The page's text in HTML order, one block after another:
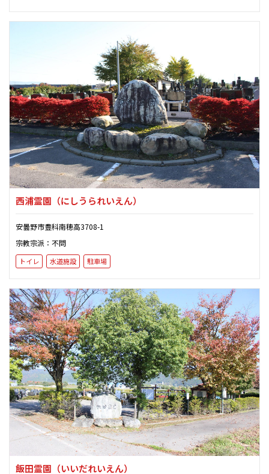
西浦霊園 （にしうられいえん）
安曇野市豊科南穂高3708-1
宗教宗派：不問
トイレ 水道施設 駐車場
飯田霊園 （いいだれいえん）